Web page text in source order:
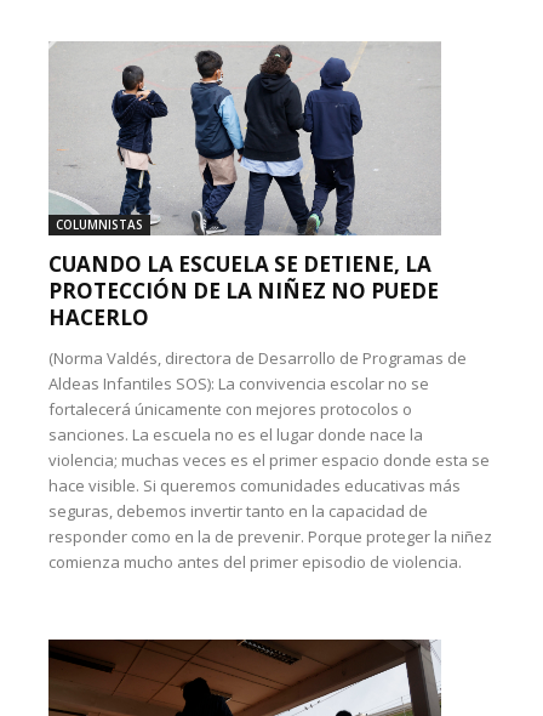
COLUMNISTAS
CUANDO LA ESCUELA SE DETIENE, LA
PROTECCIÓN DE LA NIÑEZ NO PUEDE
HACERLO
(Norma Valdés, directora de Desarrollo de Programas de
Aldeas Infantiles SOS): La convivencia escolar no se
fortalecerá únicamente con mejores protocolos o
sanciones. La escuela no es el lugar donde nace la
violencia; muchas veces es el primer espacio donde esta se
hace visible. Si queremos comunidades educativas más
seguras, debemos invertir tanto en la capacidad de
responder como en la de prevenir. Porque proteger la niñez
comienza mucho antes del primer episodio de violencia.